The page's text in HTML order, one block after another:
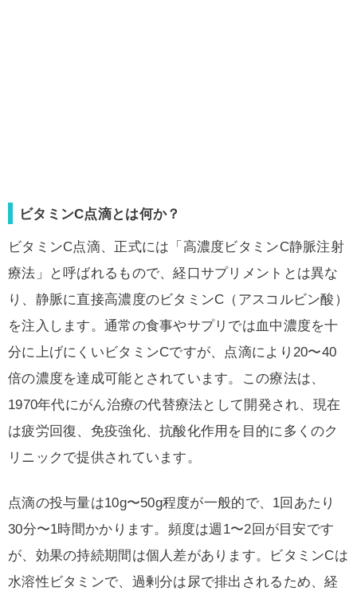
ビタミンC点滴とは何か？
ビタミンC点滴、正式には「高濃度ビタミンC静脈注射
療法」と呼ばれるもので、経口サプリメントとは異な
り、静脈に直接高濃度のビタミンC（アスコルビン酸）
を注入します。通常の食事やサプリでは血中濃度を十
分に上げにくいビタミンCですが、点滴により20〜40
倍の濃度を達成可能とされています。この療法は、
1970年代にがん治療の代替療法として開発され、現在
は疲労回復、免疫強化、抗酸化作用を目的に多くのク
リニックで提供されています。
点滴の投与量は10g〜50g程度が一般的で、1回あたり
30分〜1時間かかります。頻度は週1〜2回が目安です
が、効果の持続期間は個人差があります。ビタミンCは
水溶性ビタミンで、過剰分は尿で排出されるため、経